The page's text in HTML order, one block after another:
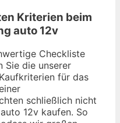
Kriterien beim
auto 12v
Checkliste
Sie die unserer
für das
schließlich nicht
12v kaufen. So